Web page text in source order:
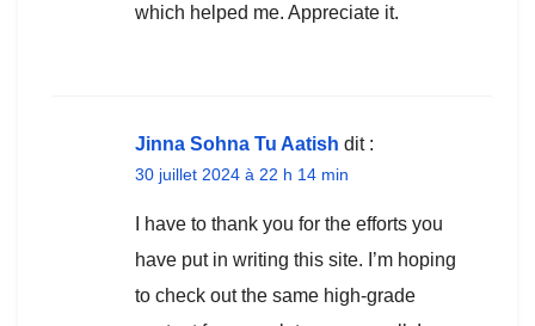
which helped me. Appreciate it.
Jinna Sohna Tu Aatish dit :
30 juillet 2024 à 22 h 14 min
I have to thank you for the efforts you
have put in writing this site. I’m hoping
to check out the same high-grade